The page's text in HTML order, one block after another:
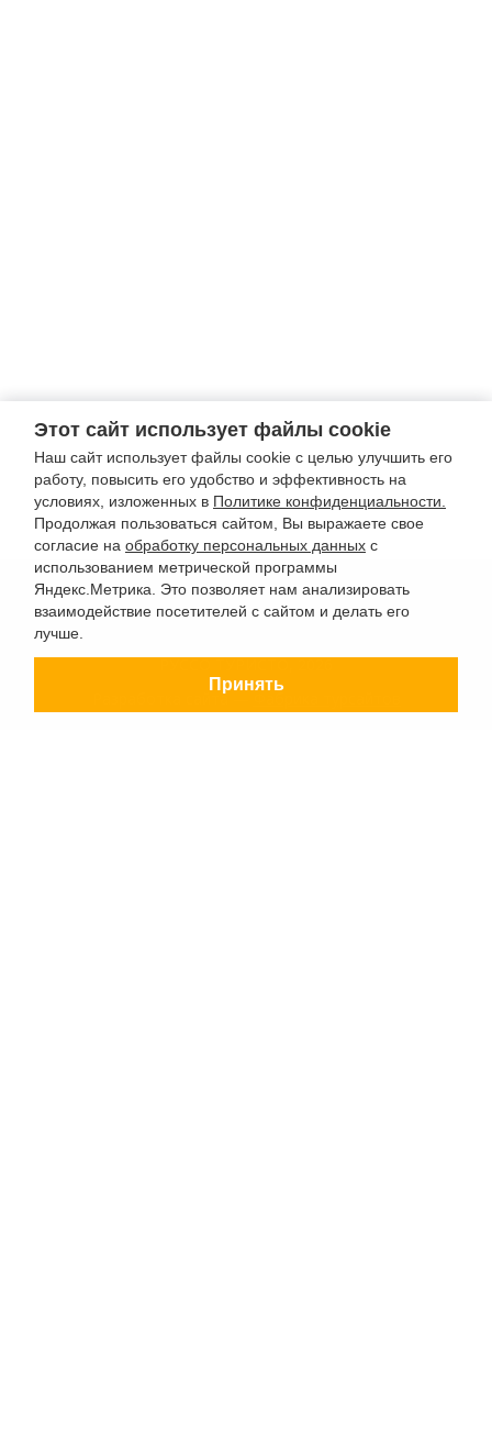
Разработка сайта —
Этот сайт использует файлы cookie
Наш сайт использует файлы cookie с целью улучшить его
работу, повысить его удобство и эффективность на
условиях, изложенных в Политике конфиденциальности.
Продолжая пользоваться сайтом, Вы выражаете свое
согласие на обработку персональных данных с
использованием метрической программы
Яндекс.Метрика. Это позволяет нам анализировать
взаимодействие посетителей с сайтом и делать его
лучше.
Принять